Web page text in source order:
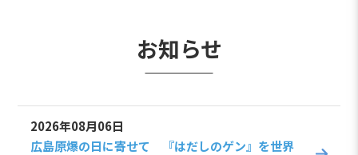
お知らせ
2026年08月06日
広島原爆の日に寄せて 『はだしのゲン』を世界